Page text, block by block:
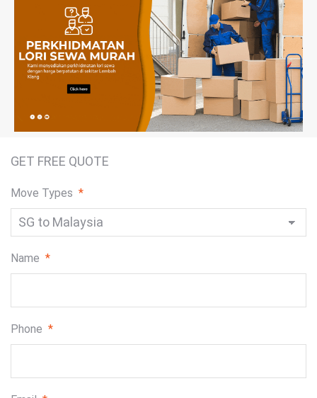
GET FREE QUOTE
Move Types *
Name *
Phone *